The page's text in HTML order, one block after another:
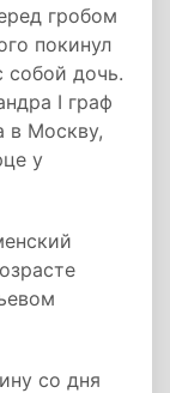
гробом
покинул
собой дочь.
I граф
в Москву,
у
со дня